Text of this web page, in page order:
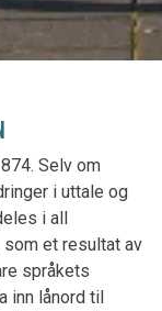
Selv om
i uttale og
i all
et resultat av
språkets
inn lånord til